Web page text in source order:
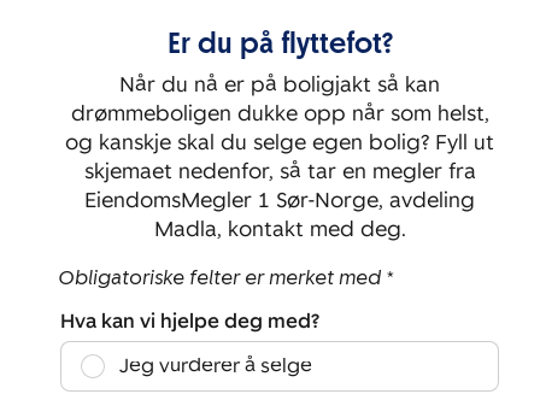
2
Rom:
3
Soverom:
2
Er du på flyttefot?
Når du nå er på boligjakt så kan
drømmeboligen dukke opp når som helst,
og kanskje skal du selge egen bolig? Fyll ut
skjemaet nedenfor, så tar en megler fra
EiendomsMegler 1 Sør-Norge, avdeling
Madla, kontakt med deg.
Obligatoriske felter er merket med *
Hva kan vi hjelpe deg med?
Jeg vurderer å selge